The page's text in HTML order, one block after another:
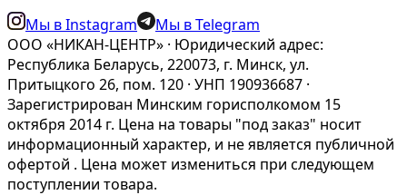
Мы в Instagram
Мы в Telegram
ООО «НИКАН-ЦЕНТР» · Юридический адрес:
Республика Беларусь, 220073, г. Минск, ул.
Притыцкого 26, пом. 120 · УНП 190936687 ·
Зарегистрирован Минским горисполкомом 15
октября 2014 г. Цена на товары "под заказ" носит
информационный характер, и не является публичной
офертой . Цена может измениться при следующем
поступлении товара.